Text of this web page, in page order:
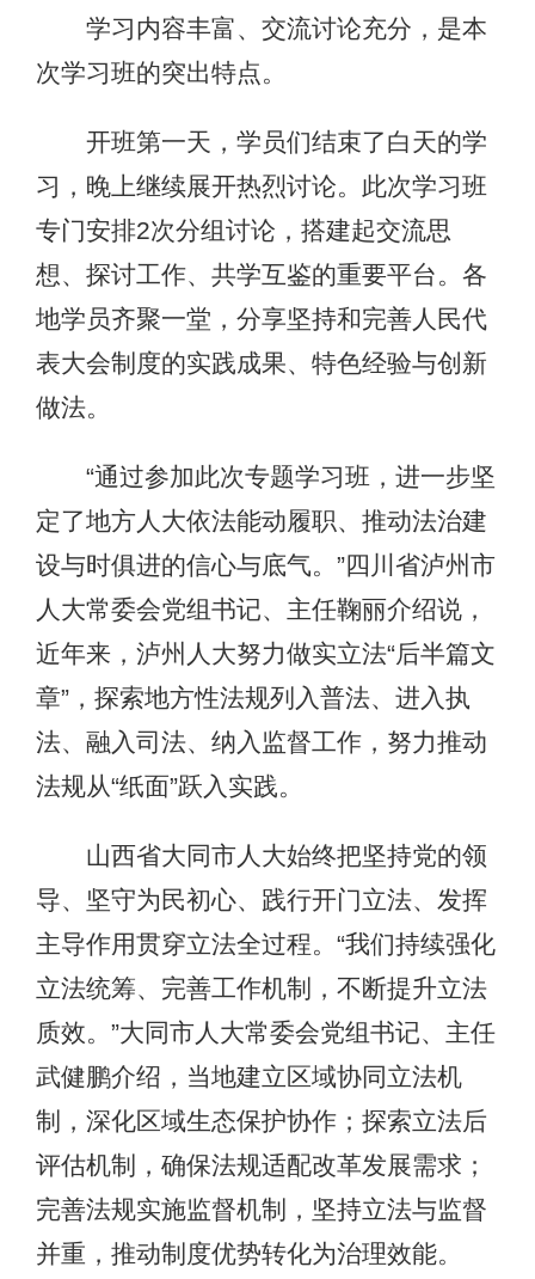
学习内容丰富、交流讨论充分，是本
次学习班的突出特点。
开班第一天，学员们结束了白天的学
习，晚上继续展开热烈讨论。此次学习班
专门安排2次分组讨论，搭建起交流思
想、探讨工作、共学互鉴的重要平台。各
地学员齐聚一堂，分享坚持和完善人民代
表大会制度的实践成果、特色经验与创新
做法。
“通过参加此次专题学习班，进一步坚
定了地方人大依法能动履职、推动法治建
设与时俱进的信心与底气。”四川省泸州市
人大常委会党组书记、主任鞠丽介绍说，
近年来，泸州人大努力做实立法“后半篇文
章”，探索地方性法规列入普法、进入执
法、融入司法、纳入监督工作，努力推动
法规从“纸面”跃入实践。
山西省大同市人大始终把坚持党的领
导、坚守为民初心、践行开门立法、发挥
主导作用贯穿立法全过程。“我们持续强化
立法统筹、完善工作机制，不断提升立法
质效。”大同市人大常委会党组书记、主任
武健鹏介绍，当地建立区域协同立法机
制，深化区域生态保护协作；探索立法后
评估机制，确保法规适配改革发展需求；
完善法规实施监督机制，坚持立法与监督
并重，推动制度优势转化为治理效能。